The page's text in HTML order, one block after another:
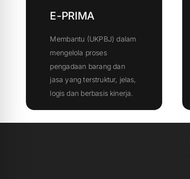
E-PRIMA
Membantu (UKPBJ) dalam
mengelola proses
pengadaan barang dan
jasa yang terstruktur, jelas,
logis dan berbasis kinerja.
Klik Disini